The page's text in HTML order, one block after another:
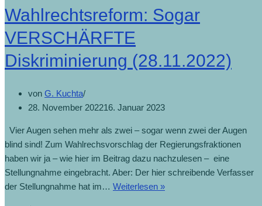
Wahlrechtsreform: Sogar
VERSCHÄRFTE
Diskriminierung (28.11.2022)
von G. Kuchta
28. November 202216. Januar 2023
Vier Augen sehen mehr als zwei – sogar wenn zwei der Augen
blind sind! Zum Wahlrechsvorschlag der Regierungsfraktionen
haben wir ja – wie hier im Beitrag dazu nachzulesen – eine
Stellungnahme eingebracht. Aber: Der hier schreibende Verfasser
der Stellungnahme hat im… Weiterlesen »